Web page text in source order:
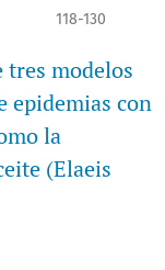
118-130
tres modelos
epidemias con
la
(Elaeis